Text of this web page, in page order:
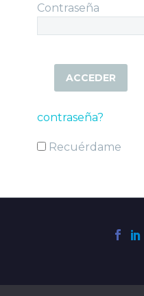
Contraseña
contraseña?
Recuérdame